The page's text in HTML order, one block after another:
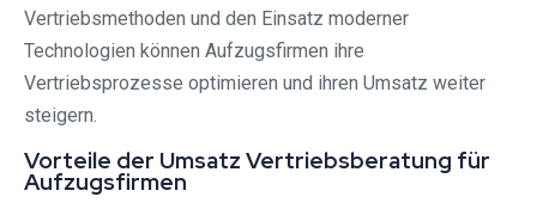
Vertriebsmethoden und den Einsatz moderner
Technologien können Aufzugsfirmen ihre
Vertriebsprozesse optimieren und ihren Umsatz weiter
steigern.
Vorteile der Umsatz Vertriebsberatung für
Aufzugsfirmen